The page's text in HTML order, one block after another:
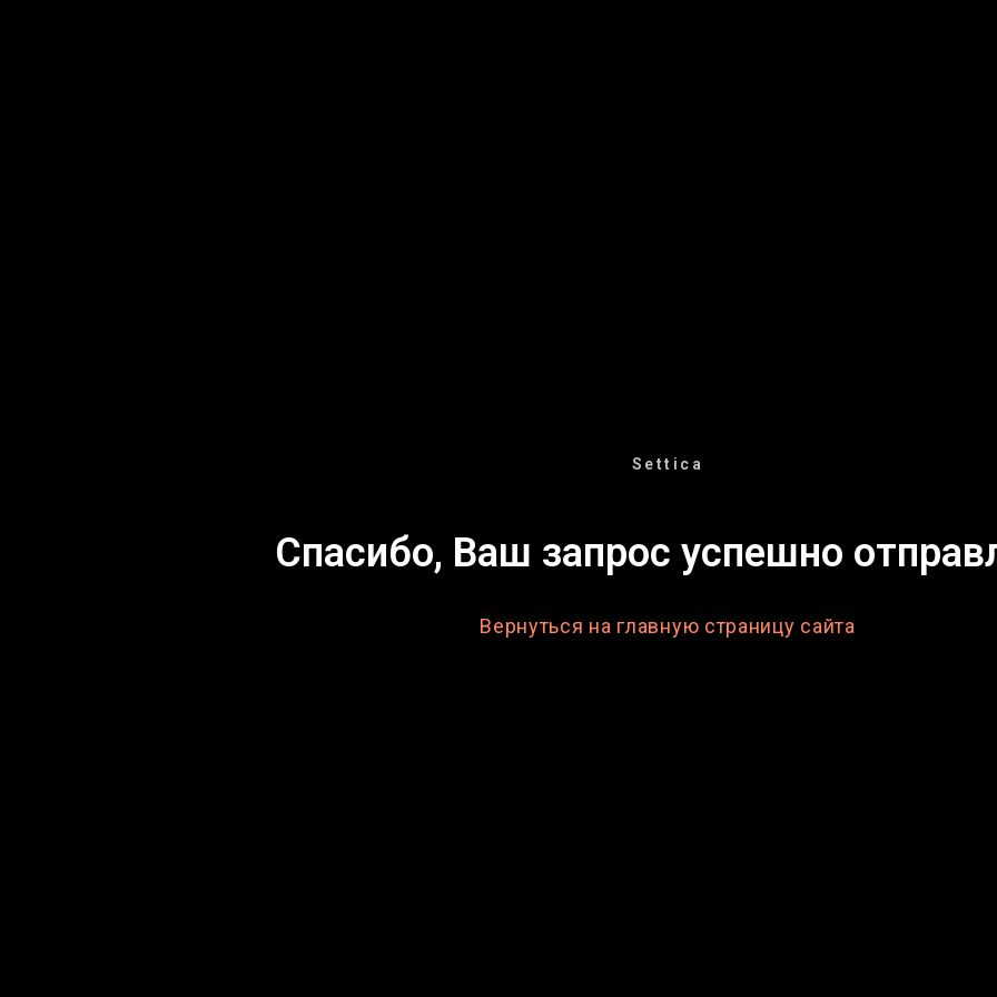
Settica
Спасибо, Ваш запрос успешно
Вернуться на главную страницу сайта